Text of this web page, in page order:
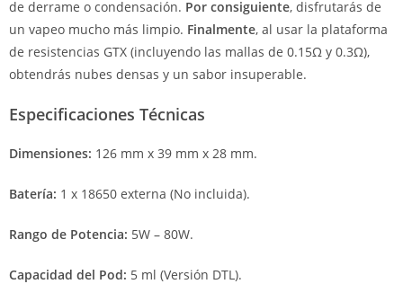
de derrame o condensación. Por consiguiente, disfrutarás de
un vapeo mucho más limpio. Finalmente, al usar la plataforma
de resistencias GTX (incluyendo las mallas de 0.15Ω y 0.3Ω),
obtendrás nubes densas y un sabor insuperable.
Especificaciones Técnicas
Dimensiones: 126 mm x 39 mm x 28 mm.
Batería: 1 x 18650 externa (No incluida).
Rango de Potencia: 5W – 80W.
Capacidad del Pod: 5 ml (Versión DTL).